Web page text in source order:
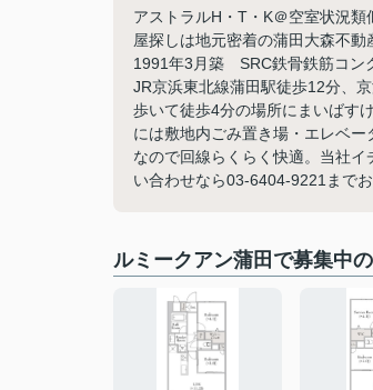
アストラルH・T・K＠空室状況
屋探しは地元密着の蒲田大森不
1991年3月築 SRC鉄骨鉄筋コ
JR京浜東北線蒲田駅徒歩12分、
歩いて徒歩4分の場所にまいばす
には敷地内ごみ置き場・エレベ
なので回線らくらく快適。当社
い合わせなら03-6404-9221まで
ルミークアン蒲田で募集中